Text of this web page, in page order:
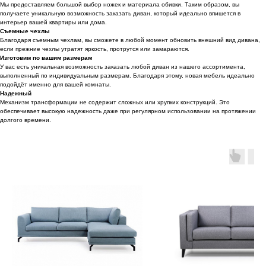
Мы предоставляем большой выбор ножек и материала обивки. Таким образом, вы
получаете уникальную возможность заказать диван, который идеально впишется в
интерьер вашей квартиры или дома.
Съемные чехлы
Благодаря съемным чехлам, вы сможете в любой момент обновить внешний вид дивана,
если прежние чехлы утратят яркость, протрутся или замараются.
Изготовим по вашим размерам
У вас есть уникальная возможность заказать любой диван из нашего ассортимента,
выполненный по индивидуальным размерам. Благодаря этому, новая мебель идеально
подойдёт именно для вашей комнаты.
Надежный
Механизм трансформации не содержит сложных или хрупких конструкций. Это
обеспечивает высокую надежность даже при регулярном использовании на протяжении
долгого времени.